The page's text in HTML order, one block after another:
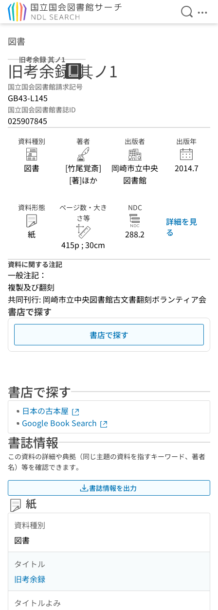
検索を
メ
図書
旧考余録 其ノ1
旧考余録. 其ノ1
国立国会図書館請求記号
GB43-L145
国立国会図書館書誌ID
025907845
資料種別
図書
著者
[竹尾覚斎]
[著]ほか
出版者
岡崎市立中央
図書館
出版年
2014.7
資料形態
紙
ページ数・大き
さ等
415p ; 30cm
NDC
288.2
詳細を見
る
資料に関する注記
一般注記：
複製及び翻刻
共同刊行: 岡崎市立中央図書館古文書翻刻ボランティア会
書店で探す
書店で探す
書店で探す
日本の古本屋
Google Book Search
書誌情報
この資料の詳細や典拠（同じ主題の資料を指すキーワード、著者
名）等を確認できます。
書誌情報を出力
紙
資料種別
図書
タイトル
旧考余録
タイトルよみ